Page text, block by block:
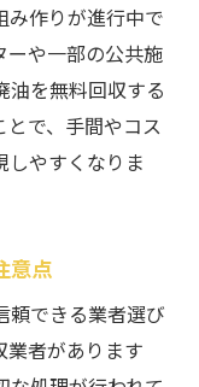
み作りが進行中で
ーや一部の公共施
油を無料回収する
で、手間やコス
しやすくなりま
意点
頼できる業者選び
業者があります